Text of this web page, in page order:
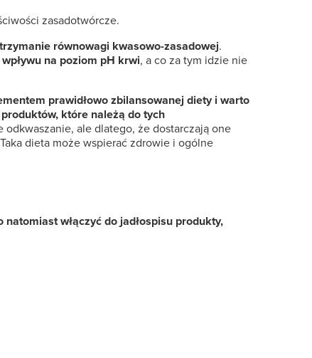
zasadotwórcze.
równowagi kwasowo-zasadowej.
na poziom pH krwi, a co za tym idzie nie
prawidłowo zbilansowanej diety i warto
które należą do tych
ale dlatego, że dostarczają one
dieta może wspierać zdrowie i ogólne
włączyć do jadłospisu produkty,